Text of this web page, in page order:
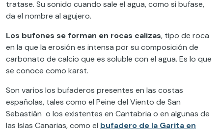
tratase. Su sonido cuando sale el agua, como si bufase,
da el nombre al agujero.
Los bufones se forman en rocas calizas, tipo de roca
en la que la erosión es intensa por su composición de
carbonato de calcio que es soluble con el agua. Es lo que
se conoce como karst.
Son varios los bufaderos presentes en las costas
españolas, tales como el Peine del Viento de San
Sebastián o los existentes en Cantabria o en algunas de
las Islas Canarias, como el bufadero de la Garita en